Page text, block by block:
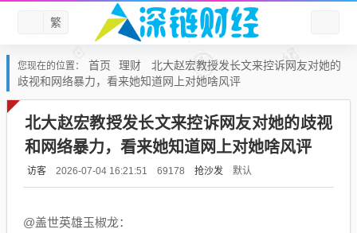
繁
您现在的位置： 首页 理财
北大赵宏教授发长文来控诉网友对她的
歧视和网络暴力，看来她知道网上对她啥风评
北大赵宏教授发长文来控诉网友对她的歧视
和网络暴力，看来她知道网上对她啥风评
访客 2026-07-04 16:21:51 69178 抢沙发 默认
@盖世英雄玉椒龙：